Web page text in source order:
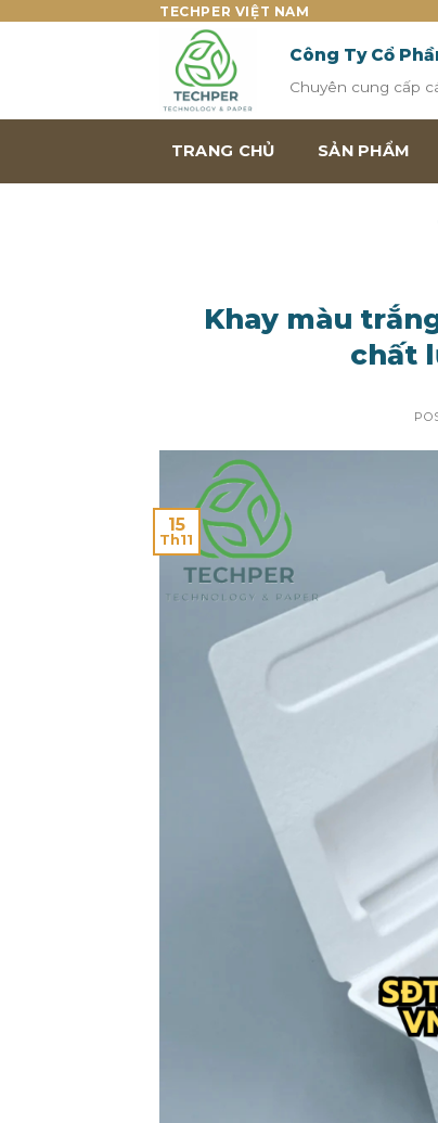
TECHPER VIỆT NAM
Công Ty Cổ
Chuyên cung cấp
TRANG CHỦ SẢN PHẨM
Khay màu
chất
15
Th11